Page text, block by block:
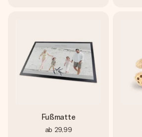
Fußmatte
ab 29,99